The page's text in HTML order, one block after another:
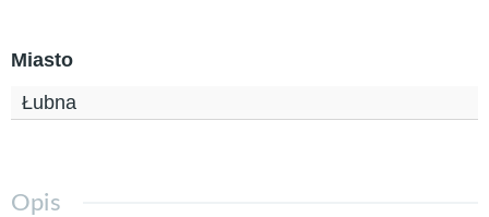
Miasto
Łubna
Opis